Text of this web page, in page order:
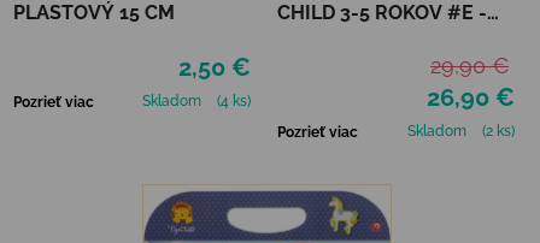
PLASTOVÝ 15 CM
2,50 €
Pozrieť viac Skladom (4 ks)
CHILD 3-5 ROKOV #E -
26,90 €
29,90 €
Pozrieť viac Skladom (2 ks)